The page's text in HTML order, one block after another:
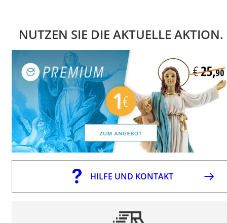
NUTZEN SIE DIE AKTUELLE AKTION.
HILFE UND KONTAKT